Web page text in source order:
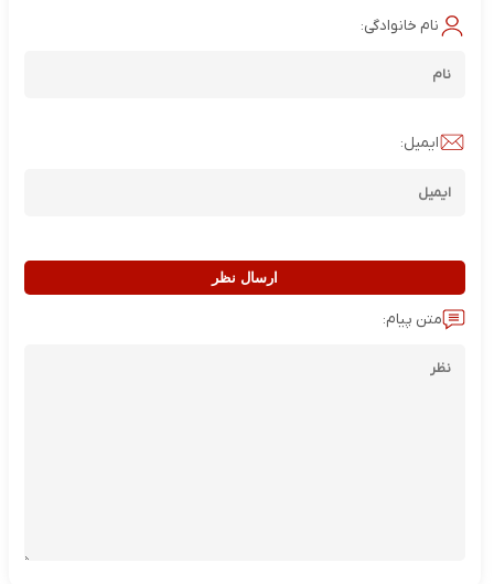
نام خانوادگی:
ایمیل:
ارسال نظر
متن پیام: